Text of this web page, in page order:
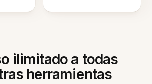
ilimitado a todas
herramientas